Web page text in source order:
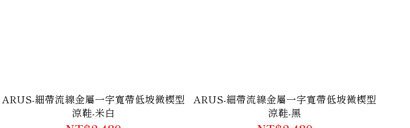
ARUS-細帶流線金屬一字寬帶低坡微楔型
涼鞋-米白
ARUS-細帶流線金屬一字寬帶低坡微楔型
涼鞋-黑